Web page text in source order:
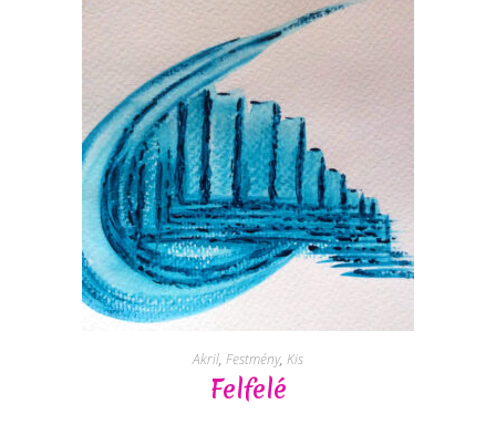
Akril, Festmény, Kis
Felfelé